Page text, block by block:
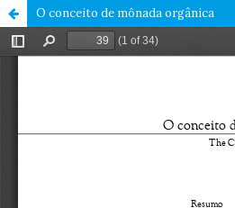
O conceito de mônada orgânica